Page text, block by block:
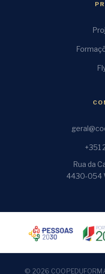
+351
Rua da
4430-054
© 2026